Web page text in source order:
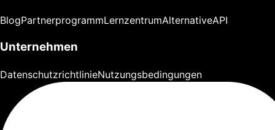
BlogPartnerprogrammLernzentrumAlternativeAPI
Unternehmen
DatenschutzrichtlinieNutzungsbedingungen